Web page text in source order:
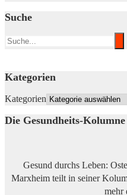
Suche
Kategorien
Kategorien
Die Gesundheits-Kolumne
Gesund durchs Leben:
Marxheim teilt in seiner
mehr